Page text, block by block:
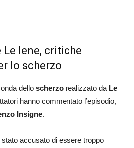
Le Iene, critiche
lo scherzo
dello scherzo realizzato da Le
hanno commentato l’episodio,
Insigne.
stato accusato di essere troppo